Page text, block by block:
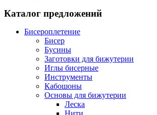
Каталог предложений
Бисероплетение
Бисер
Бусины
Заготовки для бижутерии
Иглы бисерные
Инструменты
Кабошоны
Основы для бижутерии
Леска
Нити